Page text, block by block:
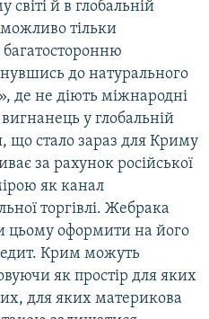
й в глобальній
тільки
до натурального
де не діють міжнародні
у глобальній
що стало зараз для Криму
за рахунок російської
як канал
торгівлі. Жебрака
цьому оформити на його
Крим можуть
як простір для яких
для яких материкова